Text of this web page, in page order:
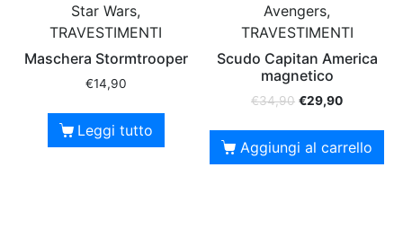
Star Wars,
TRAVESTIMENTI
Maschera Stormtrooper
€14,90
Leggi tutto
Avengers,
TRAVESTIMENTI
Scudo Capitan America
magnetico
€34,90 €29,90
Aggiungi al carrello